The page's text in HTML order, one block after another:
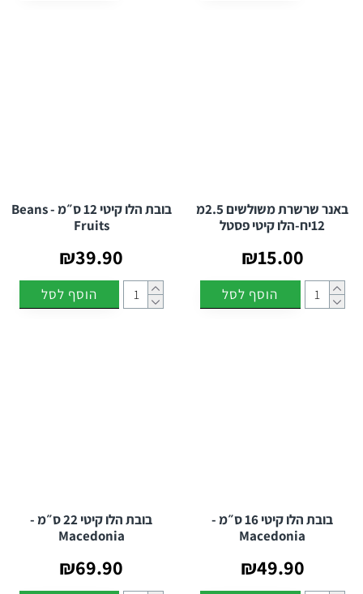
באנר שרשרת משולשים 2.5מ
12יח-הלו קיטי פסטל
₪15.00
הוסף לסל
בובת הלו קיטי 12 ס״מ - Beans
Fruits
₪39.90
הוסף לסל
בובת הלו קיטי 16 ס״מ -
Macedonia
₪49.90
בובת הלו קיטי 22 ס״מ -
Macedonia
₪69.90